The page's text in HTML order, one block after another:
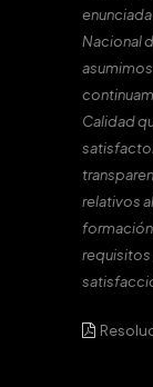
Nacional
Calidad
relativos
requisitos